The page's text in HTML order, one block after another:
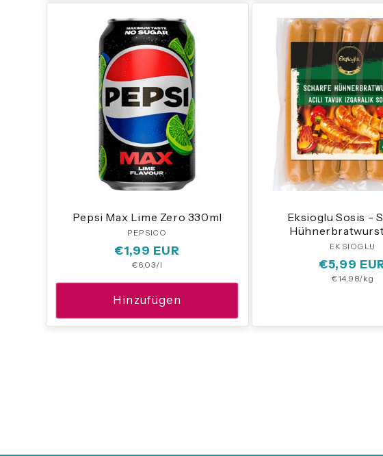
Pepsi Max Lime Zero 330ml
Anbieter:
PEPSICO
Normaler
Preis
€1,99 EUR
Grundpreis
€6,03/l
Hinzufügen
Eksioglu Sosis -
EKSIOGLU
Normaler
Preis
€5,99
Grundpreis
€14,98/kg